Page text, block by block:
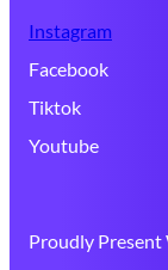
Instagram
Facebook
Tiktok
Youtube
Proudly Present